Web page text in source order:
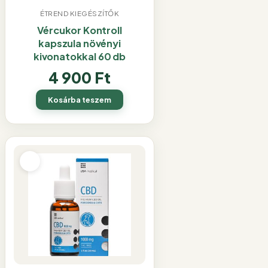
ÉTREND KIEGÉSZÍTŐK
Vércukor Kontroll
kapszula növényi
kivonatokkal 60 db
4 900 Ft
Kosárba teszem